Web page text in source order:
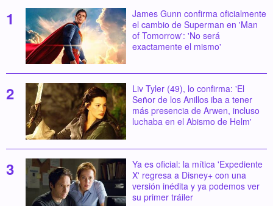
James Gunn confirma oficialmente
el cambio de Superman en 'Man
of Tomorrow': 'No será
exactamente el mismo'
Liv Tyler (49), lo confirma: 'El
Señor de los Anillos iba a tener
más presencia de Arwen, incluso
luchaba en el Abismo de Helm'
Ya es oficial: la mítica 'Expediente
X' regresa a Disney+ con una
versión inédita y ya podemos ver
su primer tráiler